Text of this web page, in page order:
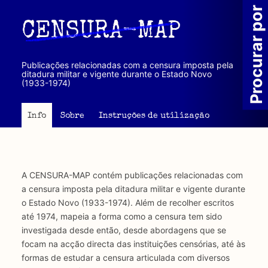
principal
CENSURA-MAP
Publicações relacionadas com a censura imposta pela
ditadura militar e vigente durante o Estado Novo
(1933-1974)
Info Sobre Instruções de utilização
A CENSURA-MAP contém publicações relacionadas com
a censura imposta pela ditadura militar e vigente durante
o Estado Novo (1933-1974). Além de recolher escritos
até 1974, mapeia a forma como a censura tem sido
investigada desde então, desde abordagens que se
focam na acção directa das instituições censórias, até às
formas de estudar a censura articulada com diversos
Procurar por